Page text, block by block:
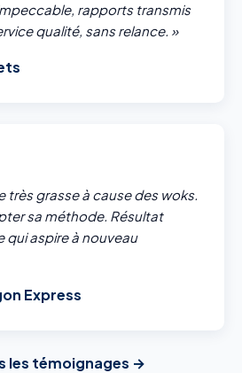
rapports transmis
qualité, sans relance. »
très grasse à cause des woks.
sa méthode. Résultat
aspire à nouveau
Express
les témoignages →